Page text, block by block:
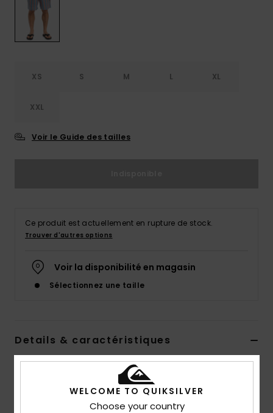
Consulter
XS S M L XL
XXL
Voir le Guide des tailles
Ce produit est actuellement en rupture de stock.
Trouver d'autres options
Voir la disponibilité en magasin
Sélectionnez une taille
Details & caractéristiques
Short de marche à taille élastique Bleu Homme
EQYWS03886 Code couleur brt3
WELCOME TO QUIKSILVER
Choose your country